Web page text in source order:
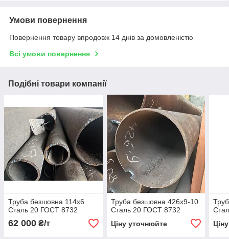
Умови повернення
Повернення товару впродовж 14 днів за домовленістю
Всі умови повернення
Подібні товари компанії
Труба безшовна 114х6
Сталь 20 ГОСТ 8732
62 000 ₴/т
Труба безшовна 426х9-10
Сталь 20 ГОСТ 8732
Ціну уточнюйте